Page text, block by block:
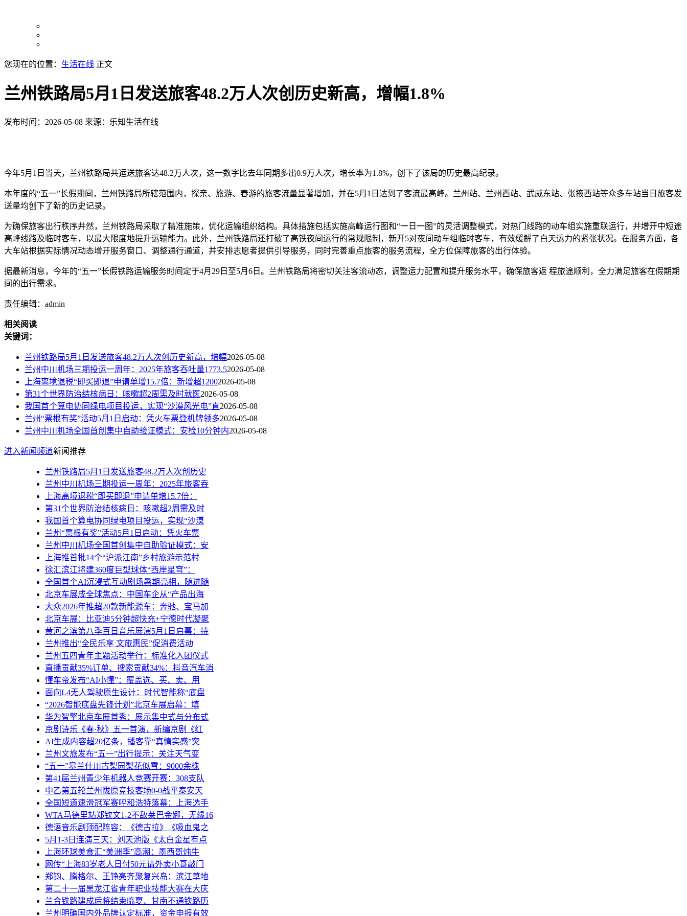
您现在的位置： 生活在线 正文
兰州铁路局5月1日发送旅客48.2万人次创历史新高，增幅1.8%
发布时间：2026-05-08 来源：乐知生活在线
今年5月1日当天，兰州铁路局共运送旅客达48.2万人次，这一数字比去年同期多出0.9万人次，增长率为1.8%，创下了该局的历史最高纪录。
本年度的“五一”长假期间，兰州铁路局所辖范围内，探亲、旅游、春游的旅客流量显著增加，并在5月1日达到了客流最高峰。兰州站、兰州西站、武威东站、张掖西站等众多车站当日旅客发
送量均创下了新的历史记录。
为确保旅客出行秩序井然，兰州铁路局采取了精准施策，优化运输组织结构。具体措施包括实施高峰运行图和“一日一图”的灵活调整模式，对热门线路的动车组实施重联运行，并增开中短途
高峰线路及临时客车，以最大限度地提升运输能力。此外，兰州铁路局还打破了高铁夜间运行的常规限制，新开5对夜间动车组临时客车，有效缓解了白天运力的紧张状况。在服务方面，各
大车站根据实际情况动态增开服务窗口、调整通行通道，并安排志愿者提供引导服务，同时完善重点旅客的服务流程，全方位保障旅客的出行体验。
据最新消息，今年的“五一”长假铁路运输服务时间定于4月29日至5月6日。兰州铁路局将密切关注客流动态，调整运力配置和提升服务水平，确保旅客返 程旅途顺利，全力满足旅客在假期期
间的出行需求。
责任编辑：admin
相关阅读
关键词：
兰州铁路局5月1日发送旅客48.2万人次创历史新高，增幅2026-05-08
兰州中川机场三期投运一周年：2025年旅客吞吐量1773.52026-05-08
上海离境退税“即买即退”申请单增15.7倍：新增超12002026-05-08
第31个世界防治结核病日：咳嗽超2周需及时就医2026-05-08
我国首个算电协同绿电项目投运，实现“沙漠风光电”直2026-05-08
兰州“票根有奖”活动5月1日启动：凭火车票登机牌领多2026-05-08
兰州中川机场全国首创集中自助验证模式：安检10分钟内2026-05-08
进入新闻频道新闻推荐
兰州铁路局5月1日发送旅客48.2万人次创历史
兰州中川机场三期投运一周年：2025年旅客吞
上海离境退税“即买即退”申请单增15.7倍：
第31个世界防治结核病日：咳嗽超2周需及时
我国首个算电协同绿电项目投运，实现“沙漠
兰州“票根有奖”活动5月1日启动：凭火车票
兰州中川机场全国首创集中自助验证模式：安
上海推首批14个“沪派江南”乡村旅游示范村
徐汇滨江将建360度巨型球体“西岸星穹”：
全国首个AI沉浸式互动剧场暑期亮相，随进随
北京车展成全球焦点：中国车企从“产品出海
大众2026年推超20款新能源车：奔驰、宝马加
北京车展：比亚迪5分钟超快充+宁德时代凝聚
黄河之滨第八季百日音乐展演5月1日启幕：持
兰州推出“全民乐享 文旅惠民”促消费活动
兰州五四青年主题活动举行：标准化入团仪式
直播贡献35%订单、搜索贡献34%：抖音汽车消
懂车帝发布“AI小懂”：覆盖选、买、卖、用
面向L4无人驾驶原生设计：时代智能称“底盘
“2026智能底盘先锋计划”北京车展启幕：填
华为智擎北京车展首秀：展示集中式与分布式
京剧诗乐《春·秋》五一首演，新编京剧《红
AI生成内容超20亿条，播客靠“真情实感”突
兰州文旅发布“五一”出行提示：关注天气变
“五一”皋兰什川古梨园梨花似雪：9000余株
第41届兰州青少年机器人竞赛开赛：308支队
中乙第五轮兰州陇原竞技客场0-0战平泰安天
全国短道速滑冠军赛呼和浩特落幕：上海选手
WTA马德里站郑钦文1-2不敌莱巴金娜，无缘16
德语音乐剧顶配阵容：《德古拉》《吸血鬼之
5月1-3日连演三天：刘天池版《太白金星有点
上海环球美食汇“美洲季”高潮：墨西哥炖牛
网传“上海83岁老人日付50元请外卖小哥敲门
郑钧、腾格尔、王铮亮齐聚复兴岛：滨江草地
第二十一届黑龙江省青年职业技能大赛在大庆
兰合铁路建成后将结束临夏、甘南不通铁路历
兰州明确国内外品牌认定标准，资金申报有效